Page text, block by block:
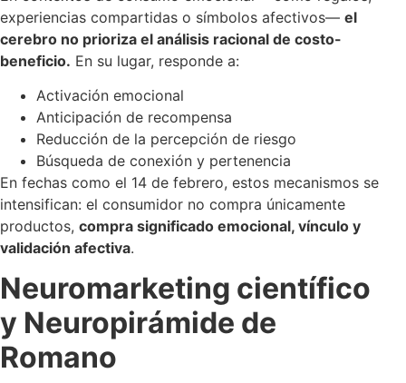
experiencias compartidas o símbolos afectivos— el
cerebro no prioriza el análisis racional de costo-
beneficio. En su lugar, responde a:
Activación emocional
Anticipación de recompensa
Reducción de la percepción de riesgo
Búsqueda de conexión y pertenencia
En fechas como el 14 de febrero, estos mecanismos se
intensifican: el consumidor no compra únicamente
productos, compra significado emocional, vínculo y
validación afectiva.
Neuromarketing científico
y Neuropirámide de
Romano